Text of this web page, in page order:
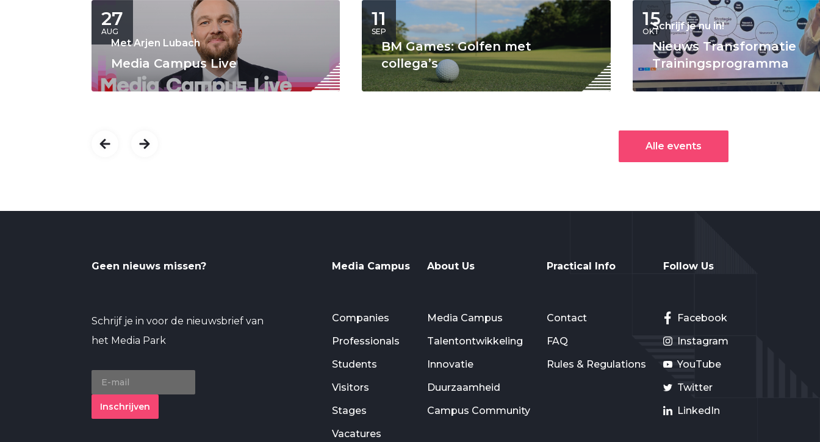
27
AUG
Met Arjen Lubach
Media Campus Live
11
SEP
BM Games: Golfen met
collega’s
15
OKTSchrijf je nu in!
Nieuws Transformatie
Trainingsprogramma
Alle events
Geen nieuws missen?
Schrijf je in voor de nieuwsbrief van
het Media Park
Inschrijven
Media Campus
Companies
Professionals
Students
Visitors
Stages
Vacatures
About Us
Media Campus
Talentontwikkeling
Innovatie
Duurzaamheid
Campus Community
Practical Info
Contact
FAQ
Rules & Regulations
Follow Us
Facebook
Instagram
YouTube
Twitter
LinkedIn